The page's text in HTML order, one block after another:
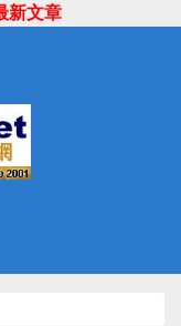
新文章